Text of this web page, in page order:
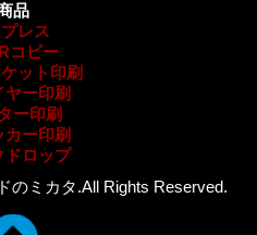
品
レス
コピー
ット印刷
ヤー印刷
ー印刷
カー印刷
ドロップ
のミカタ.All Rights Reserved.